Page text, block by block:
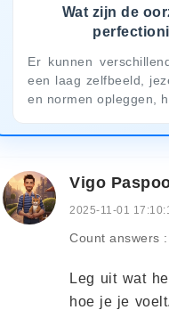
Wat zijn de
Er kunnen
een laag zelfbeeld,
en normen opleggen, h
Vigo
2025-11-01
Count answers :
Leg uit wat
hoe je je